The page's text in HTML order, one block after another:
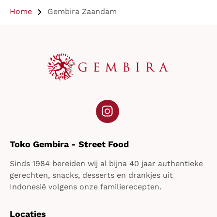
Home Gembira Zaandam
Instagram
Toko Gembira - Street Food
Sinds 1984 bereiden wij al bijna 40 jaar authentieke
gerechten, snacks, desserts en drankjes uit
Indonesië volgens onze familierecepten.
Locaties